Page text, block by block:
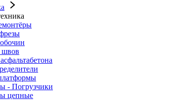
швов
- Погрузчики
цепные